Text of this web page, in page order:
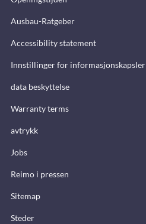
Ausbau-Ratgeber
Accessibility statement
Innstillinger for informasjonskapsler
data beskyttelse
Warranty terms
avtrykk
Jobs
Reimo i pressen
Sitemap
Steder